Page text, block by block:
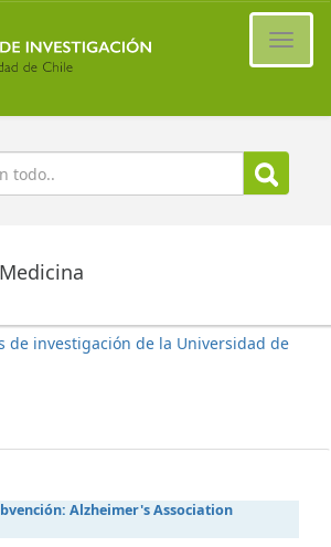
de investigación de la Universidad de
Alzheimer's Association